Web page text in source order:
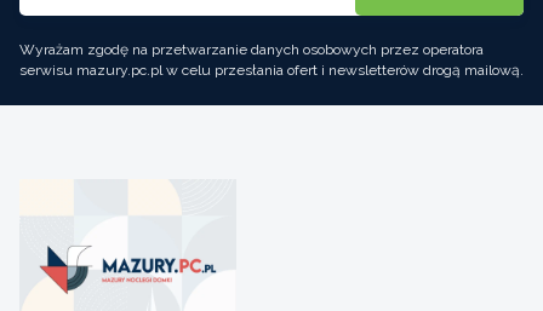
Wyrażam zgodę na przetwarzanie danych osobowych przez operatora
serwisu mazury.pc.pl w celu przesłania ofert i newsletterów drogą mailową.